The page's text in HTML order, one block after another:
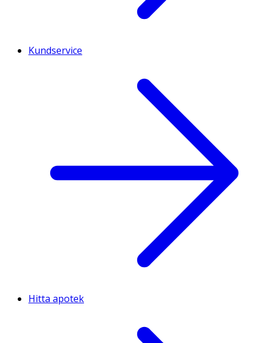
Kundservice
Hitta apotek